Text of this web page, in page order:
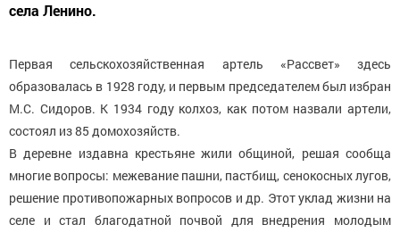
села Ленино.
Первая сельскохозяйственная артель «Рассвет» здесь
образовалась в 1928 году, и первым председателем был избран
М.С. Сидоров. К 1934 году колхоз, как потом назвали артели,
состоял из 85 домохозяйств.
В деревне издавна крестьяне жили общиной, решая сообща
многие вопросы: межевание пашни, пастбищ, сенокосных лугов,
решение противопожарных вопросов и др. Этот уклад жизни на
селе и стал благодатной почвой для внедрения молодым